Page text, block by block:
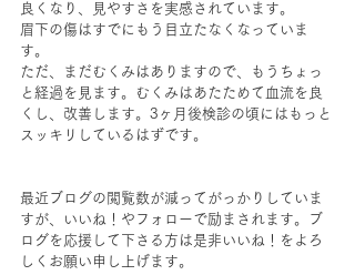
良くなり、見やすさを実感されています。
眉下の傷はすでにもう目立たなくなっていま
す。
ただ、まだむくみはありますので、もうちょっ
と経過を見ます。むくみはあたためて血流を良
くし、改善します。3ヶ月後検診の頃にはもっと
スッキリしているはずです。
最近ブログの閲覧数が減ってがっかりしていま
すが、いいね！やフォローで励まされます。ブ
ログを応援して下さる方は是非いいね！をよろ
しくお願い申し上げます。